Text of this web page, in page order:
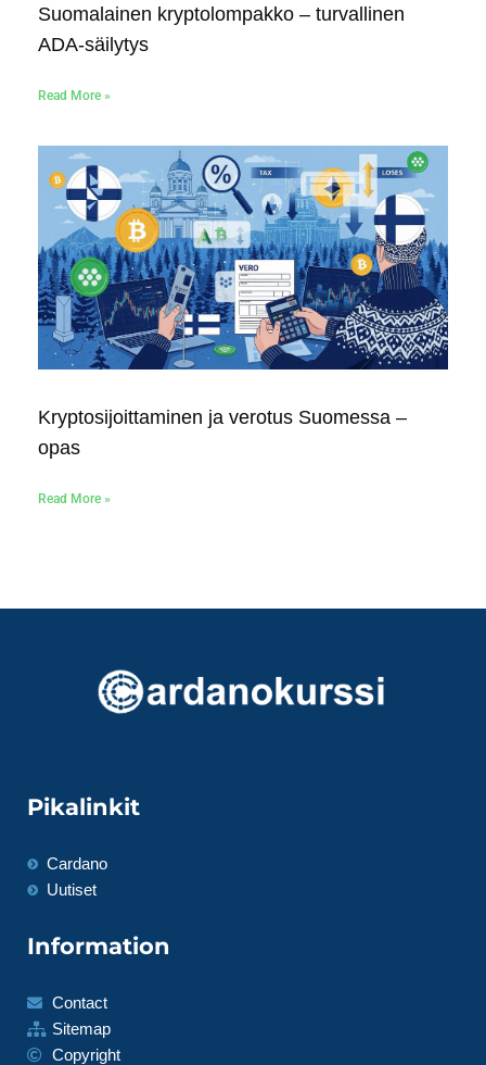
Suomalainen kryptolompakko – turvallinen
ADA-säilytys
Read More »
Kryptosijoittaminen ja verotus Suomessa –
opas
Read More »
Pikalinkit
Cardano
Uutiset
Information
Contact
Sitemap
Copyright